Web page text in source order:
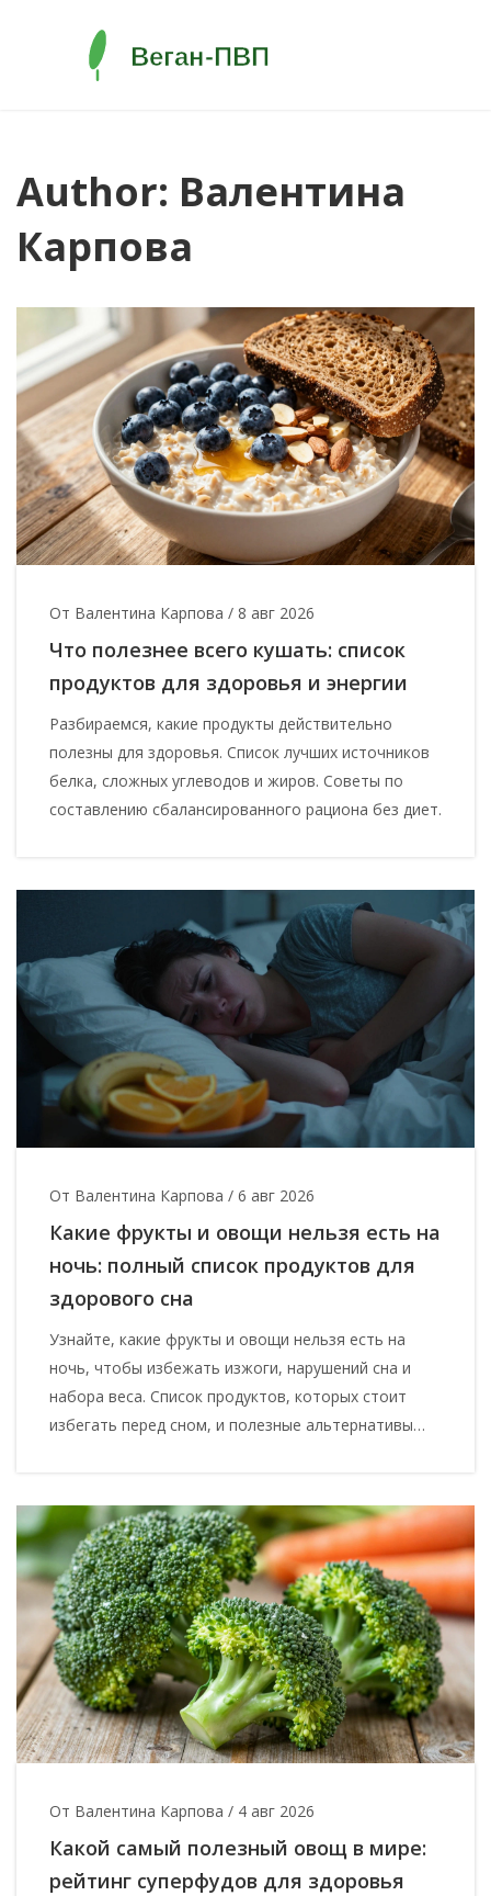
Author: Валентина
Карпова
От Валентина Карпова / 8 авг 2026
Что полезнее всего кушать: список
продуктов для здоровья и энергии
Разбираемся, какие продукты действительно
полезны для здоровья. Список лучших источников
белка, сложных углеводов и жиров. Советы по
составлению сбалансированного рациона без диет.
От Валентина Карпова / 6 авг 2026
Какие фрукты и овощи нельзя есть на
ночь: полный список продуктов для
здорового сна
Узнайте, какие фрукты и овощи нельзя есть на
ночь, чтобы избежать изжоги, нарушений сна и
набора веса. Список продуктов, которых стоит
избегать перед сном, и полезные альтернативы
От Валентина Карпова / 4 авг 2026
Какой самый полезный овощ в мире:
рейтинг суперфудов для здоровья